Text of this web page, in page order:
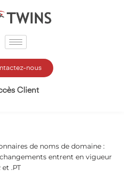
nous
Client
de noms de domaine :
entrent en vigueur
.PT